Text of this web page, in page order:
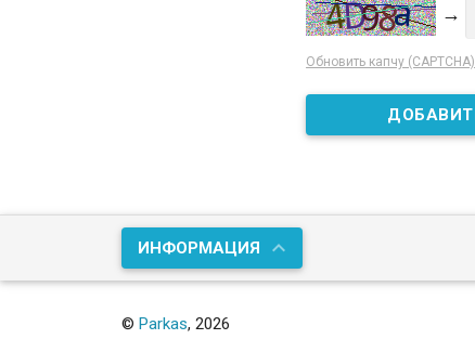
→
Обновить капчу (CAPTCHA)
ИНФОРМАЦИЯ
©Parkas, 2026